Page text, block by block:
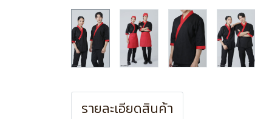
รายละเอียดสินค้า